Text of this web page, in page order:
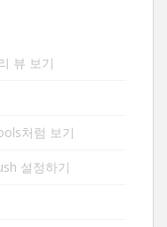
뷰 보기
처럼 보기
설정하기